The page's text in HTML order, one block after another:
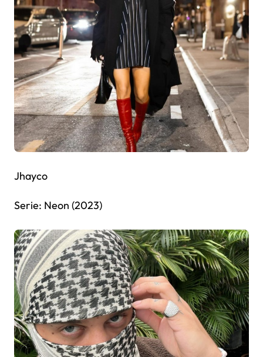
Jhayco
Serie: Neon (2023)